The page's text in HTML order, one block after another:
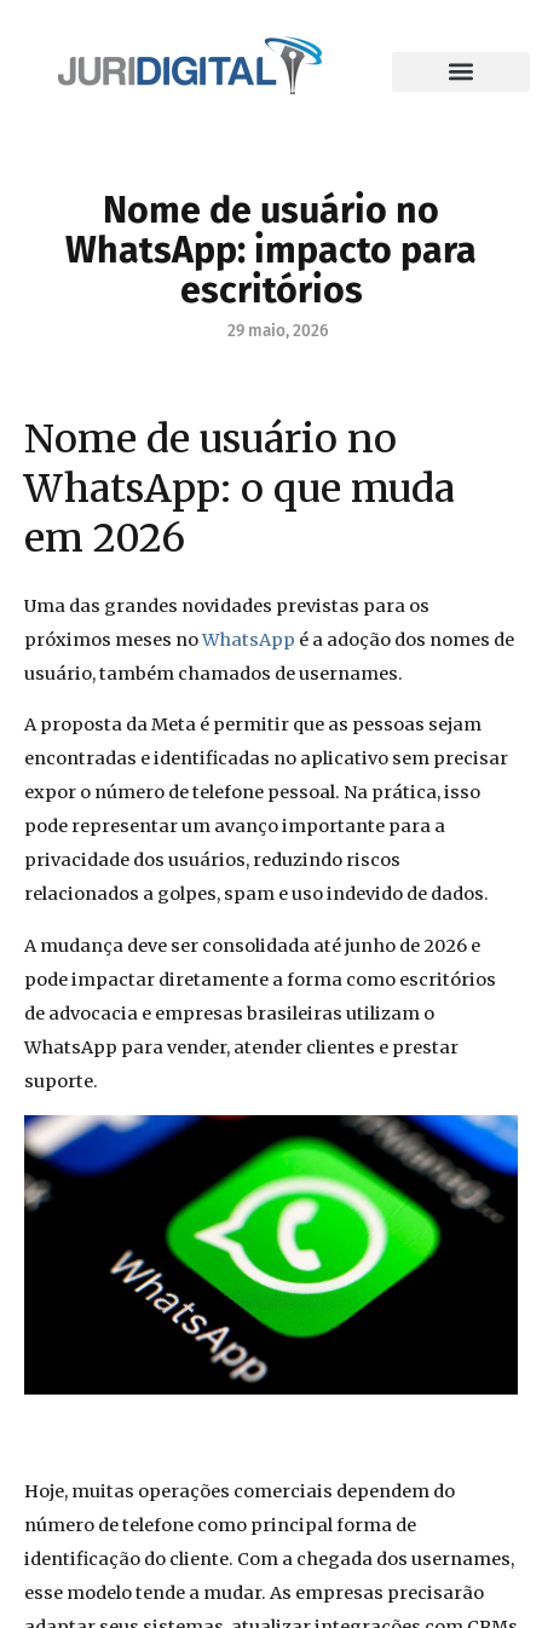
Nome de usuário no
WhatsApp: impacto para
escritórios
29 maio, 2026
Nome de usuário no
WhatsApp: o que muda
em 2026
Uma das grandes novidades previstas para os
próximos meses noWhatsApp é a adoção dos nomes de
usuário, também chamados de usernames.
A proposta da Meta é permitir que as pessoas sejam
encontradas e identificadas no aplicativo sem precisar
expor o número de telefone pessoal. Na prática, isso
pode representar um avanço importante para a
privacidade dos usuários, reduzindo riscos
relacionados a golpes, spam e uso indevido de dados.
A mudança deve ser consolidada até junho de 2026 e
pode impactar diretamente a forma como escritórios
de advocacia e empresas brasileiras utilizam o
WhatsApp para vender, atender clientes e prestar
suporte.
Hoje, muitas operações comerciais dependem do
número de telefone como principal forma de
identificação do cliente. Com a chegada dos usernames,
esse modelo tende a mudar. As empresas precisarão